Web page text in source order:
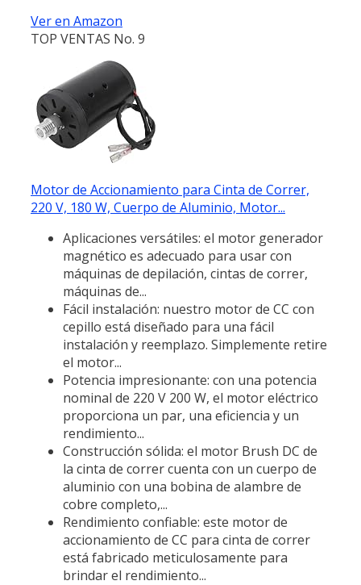
Ver en Amazon
TOP VENTAS No. 9
Motor de Accionamiento para Cinta de Correr,
220 V, 180 W, Cuerpo de Aluminio, Motor...
Aplicaciones versátiles: el motor generador
magnético es adecuado para usar con
máquinas de depilación, cintas de correr,
máquinas de...
Fácil instalación: nuestro motor de CC con
cepillo está diseñado para una fácil
instalación y reemplazo. Simplemente retire
el motor...
Potencia impresionante: con una potencia
nominal de 220 V 200 W, el motor eléctrico
proporciona un par, una eficiencia y un
rendimiento...
Construcción sólida: el motor Brush DC de
la cinta de correr cuenta con un cuerpo de
aluminio con una bobina de alambre de
cobre completo,...
Rendimiento confiable: este motor de
accionamiento de CC para cinta de correr
está fabricado meticulosamente para
brindar el rendimiento...